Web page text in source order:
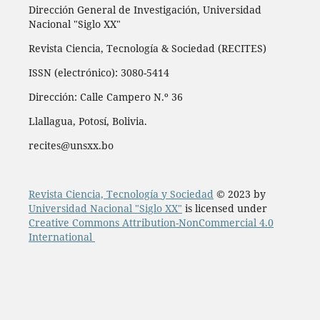
Dirección General de Investigación, Universidad
Nacional "Siglo XX"
Revista Ciencia, Tecnología & Sociedad (RECITES)
ISSN (electrónico): 3080-5414
Dirección: Calle Campero N.º 36
Llallagua, Potosí, Bolivia.
recites@unsxx.bo
Revista Ciencia, Tecnología y Sociedad © 2023 by
Universidad Nacional "Siglo XX" is licensed under
Creative Commons Attribution-NonCommercial 4.0
International